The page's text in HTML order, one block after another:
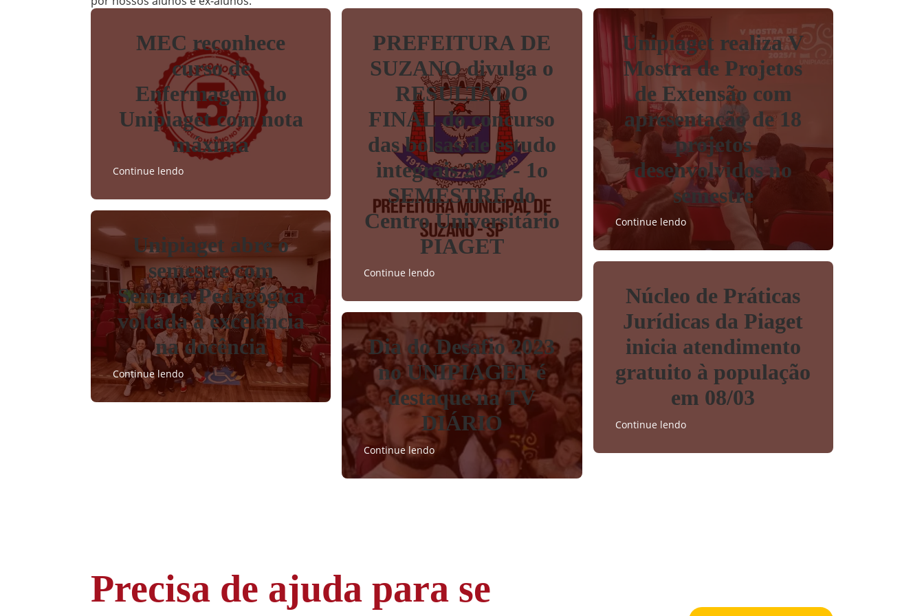
MEC reconhece
curso de
Enfermagem do
Unipiaget com nota
máxima
Continue lendo
Unipiaget abre o
semestre com
Semana Pedagógica
voltada à excelência
na docência
Continue lendo
PREFEITURA DE
SUZANO divulga o
RESULTADO
FINAL do concurso
das bolsas de estudo
integrais 2024 - 1o
SEMESTRE do
Centro Universitário
PIAGET
Continue lendo
Dia do Desafio 2023
no UNIPIAGET é
destaque na TV
DIÁRIO
Continue lendo
Unipiaget realiza V
Mostra de Projetos
de Extensão com
apresentação de 18
projetos
desenvolvidos no
semestre
Continue lendo
Núcleo de Práticas
Jurídicas da Piaget
inicia atendimento
gratuito à população
em 08/03
Continue lendo
Precisa de ajuda para se